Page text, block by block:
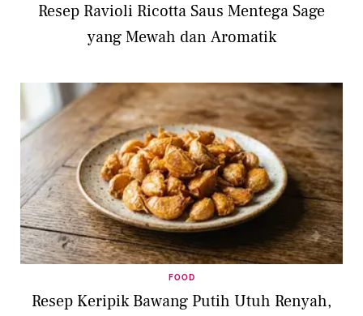
Resep Ravioli Ricotta Saus Mentega Sage
yang Mewah dan Aromatik
FOOD
Resep Keripik Bawang Putih Utuh Renyah,